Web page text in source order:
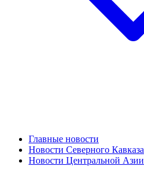
Главные новости
Новости Северного Кавказа
Новости Центральной Азии